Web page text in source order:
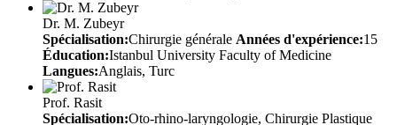
Dr. M. Zubeyr
Spécialisation:Chirurgie générale Années d'expérience:15
Éducation:Istanbul University Faculty of Medicine
Langues:Anglais, Turc
Prof. Rasit
Spécialisation:Oto-rhino-laryngologie, Chirurgie Plastique